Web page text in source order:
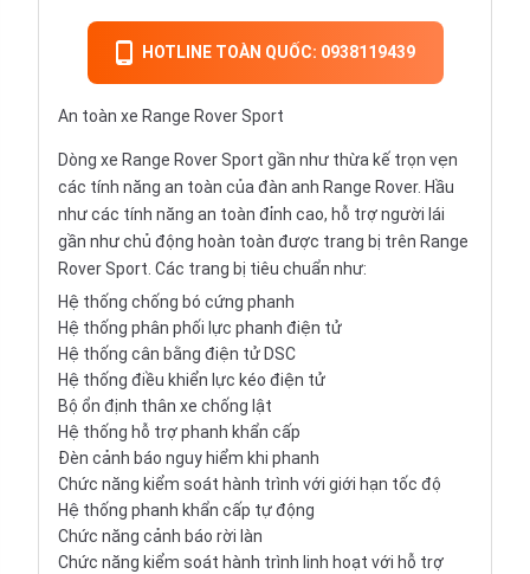
HOTLINE TOÀN QUỐC: 0938119439
An toàn xe Range Rover Sport
Dòng xe Range Rover Sport gần như thừa kế trọn vẹn
các tính năng an toàn của đàn anh Range Rover. Hầu
như các tính năng an toàn đỉnh cao, hỗ trợ người lái
gần như chủ động hoàn toàn được trang bị trên Range
Rover Sport. Các trang bị tiêu chuẩn như:
Hệ thống chống bó cứng phanh
Hệ thống phân phối lực phanh điện tử
Hệ thống cân bằng điện tử DSC
Hệ thống điều khiển lực kéo điện tử
Bộ ổn định thân xe chống lật
Hệ thống hỗ trợ phanh khẩn cấp
Đèn cảnh báo nguy hiểm khi phanh
Chức năng kiểm soát hành trình với giới hạn tốc độ
Hệ thống phanh khẩn cấp tự động
Chức năng cảnh báo rời làn
Chức năng kiểm soát hành trình linh hoạt với hỗ trợ